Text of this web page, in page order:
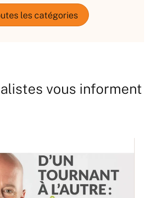
vous informent